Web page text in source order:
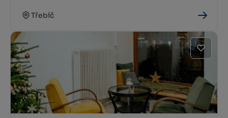
Třebíč